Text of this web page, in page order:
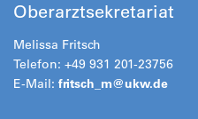
Oberarztsekretariat
Melissa Fritsch
Telefon: +49 931 201-23756
E-Mail: fritsch_m@ukw.de